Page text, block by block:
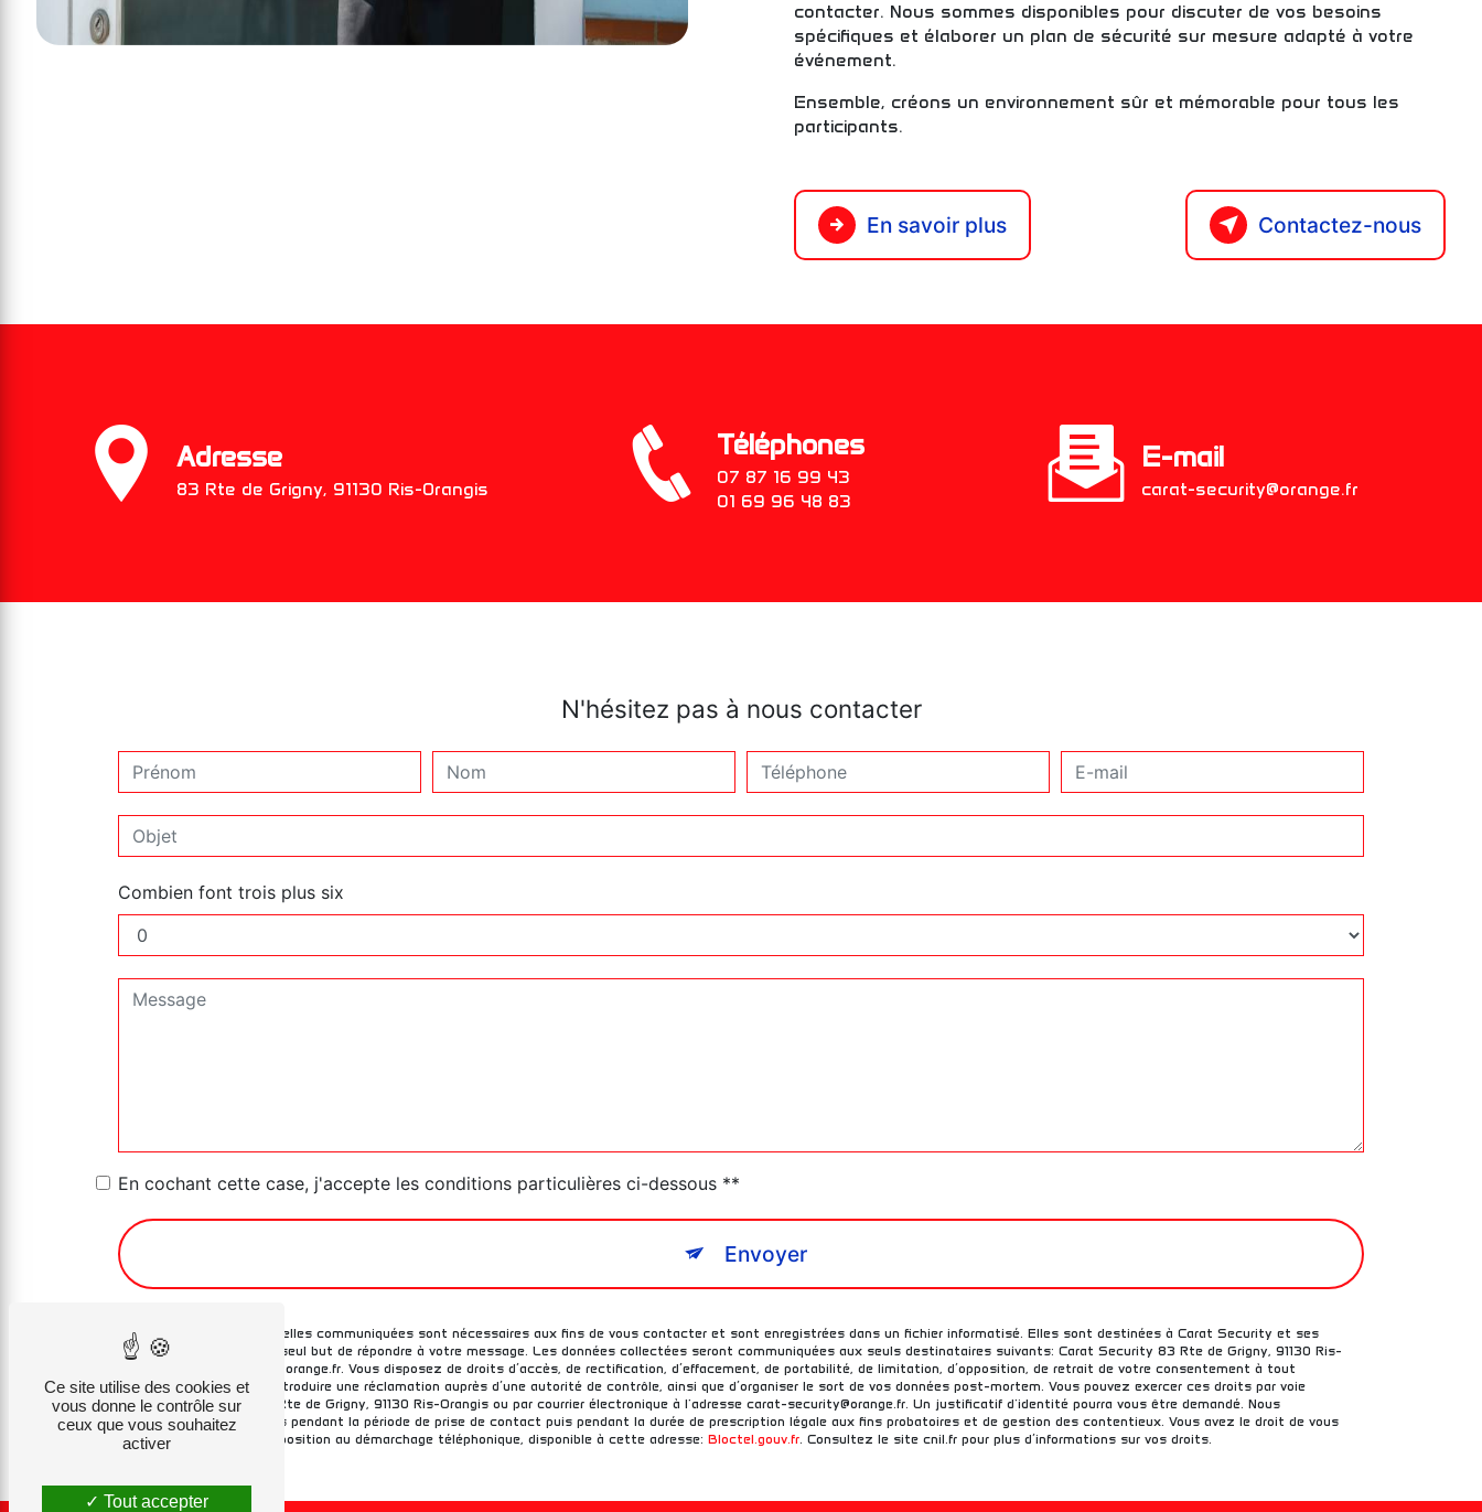
contacter. Nous sommes disponibles pour discuter de vos besoins
spécifiques et élaborer un plan de sécurité sur mesure adapté à votre
événement.
Ensemble, créons un environnement sûr et mémorable pour tous les
participants.
En savoir plus Contactez-nous
Adresse
83 Rte de Grigny, 91130 Ris-Orangis
Téléphones
07 87 16 99 43
01 69 96 48 83
E-mail
carat-security@orange.fr
N'hésitez pas à nous contacter
Combien font trois plus six
En cochant cette case, j'accepte les conditions particulières ci-dessous **
Envoyer
** Les données personnelles communiquées sont nécessaires aux fins de vous contacter et sont enregistrées dans un fichier informatisé. Elles sont destinées à Carat Security et ses
sous-traitants dans le seul but de répondre à votre message. Les données collectées seront communiquées aux seuls destinataires suivants: Carat Security 83 Rte de Grigny, 91130 Ris-
Orangis carat-security@orange.fr. Vous disposez de droits d’accès, de rectification, d’effacement, de portabilité, de limitation, d’opposition, de retrait de votre consentement à tout
moment et du droit d’introduire une réclamation auprès d’une autorité de contrôle, ainsi que d’organiser le sort de vos données post-mortem. Vous pouvez exercer ces droits par voie
postale à l'adresse 83 Rte de Grigny, 91130 Ris-Orangis ou par courrier électronique à l'adresse carat-security@orange.fr. Un justificatif d'identité pourra vous être demandé. Nous
conservons vos données pendant la période de prise de contact puis pendant la durée de prescription légale aux fins probatoires et de gestion des contentieux. Vous avez le droit de vous
inscrire sur la liste d'opposition au démarchage téléphonique, disponible à cette adresse: Bloctel.gouv.fr. Consultez le site cnil.fr pour plus d’informations sur vos droits.
Ce site utilise des cookies et
vous donne le contrôle sur
ceux que vous souhaitez
activer
Tout accepter